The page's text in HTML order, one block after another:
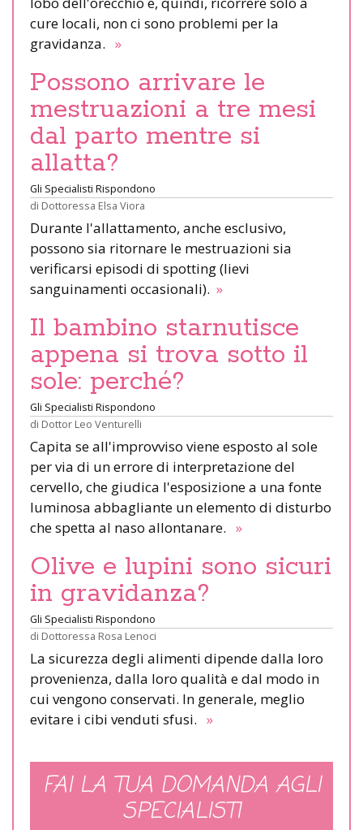
cure locali, non ci sono problemi per la
gravidanza. »
Possono arrivare le
mestruazioni a tre mesi
dal parto mentre si
allatta?
Gli Specialisti Rispondono
di Dottoressa Elsa Viora
Durante l'allattamento, anche esclusivo,
possono sia ritornare le mestruazioni sia
verificarsi episodi di spotting (lievi
sanguinamenti occasionali). »
Il bambino starnutisce
appena si trova sotto il
sole: perché?
Gli Specialisti Rispondono
di Dottor Leo Venturelli
Capita se all'improvviso viene esposto al sole
per via di un errore di interpretazione del
cervello, che giudica l'esposizione a una fonte
luminosa abbagliante un elemento di disturbo
che spetta al naso allontanare. »
Olive e lupini sono sicuri
in gravidanza?
Gli Specialisti Rispondono
di Dottoressa Rosa Lenoci
La sicurezza degli alimenti dipende dalla loro
provenienza, dalla loro qualità e dal modo in
cui vengono conservati. In generale, meglio
evitare i cibi venduti sfusi. »
FAI LA TUA DOMANDA AGLI
SPECIALISTI